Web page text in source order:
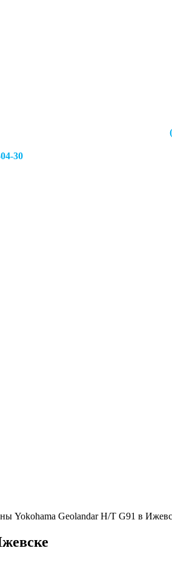
49-13 (Пн-Пт8.00-
30
Yokohama Geolandar H/T G91 в